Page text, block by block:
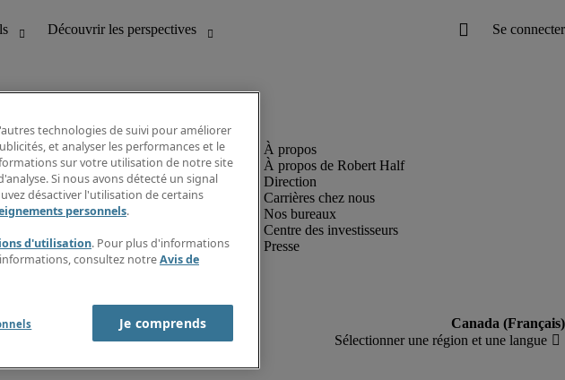
les perspectives
d’emplois
de temps
nous
À propos de Robert Half
Direction
Carrières chez nous
Nos bureaux
Centre des investisseurs
Presse
technologies de suivi pour améliorer
et analyser les performances et le
sur votre utilisation de notre site
Si nous avons détecté un signal
désactiver l'utilisation de certains
personnels.
d'utilisation. Pour plus d'informations
consultez notreAvis de
Je comprends